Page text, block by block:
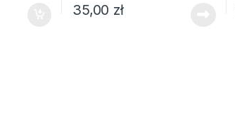
35,00 zł